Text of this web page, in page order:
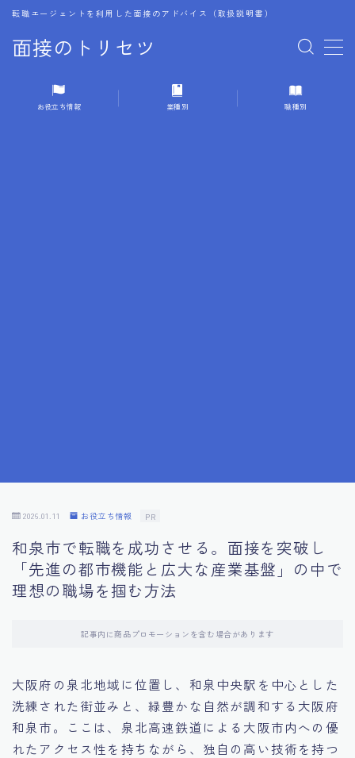
面接のトリセツ
転職エージェントを利用した面接のアドバイス（取扱説明書）
MENU
1.成功する面接戦略
10.フィードバックを活用する方法
11.オンライン面接の成功への鍵
12.転職先企業の文化を深く理解する
14.キャリアアップのための面接戦略
15.職場適応力をアピールする方法
お役立ち情報 業種別 職種別
2026.01.11 お役立ち情報 PR
和泉市で転職を成功させる。面接を突破し
「先進の都市機能と広大な産業基盤」の中で
理想の職場を掴む方法
記事内に商品プロモーションを含む場合があります
大阪府の泉北地域に位置し、和泉中央駅を中心とした
洗練された街並みと、緑豊かな自然が調和する大阪府
和泉市。ここは、泉北高速鉄道による大阪市内への優
れたアクセス性を持ちながら、独自の高い技術を持つ